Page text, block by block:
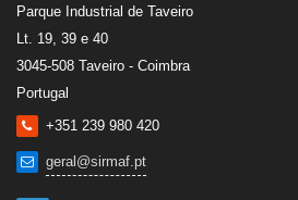
Parque Industrial de Taveiro
Lt. 19, 39 e 40
3045-508 Taveiro - Coimbra
Portugal
+351 239 980 420
geral@sirmaf.pt